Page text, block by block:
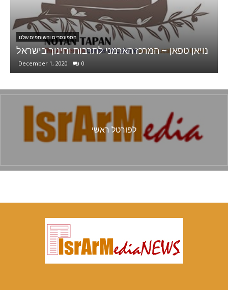
הספונסרים והשותפים שלנו
Ani Sweets
January 30, 2022 0
לפורטל ראשי